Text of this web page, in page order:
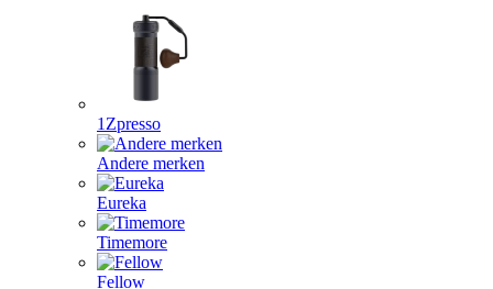
1Zpresso
Andere merken
Eureka
Timemore
Fellow